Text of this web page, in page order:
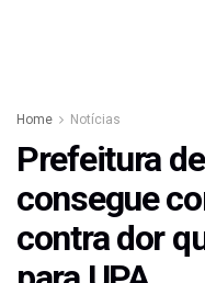
Home Notícias
Prefeitura
consegue
contra dor